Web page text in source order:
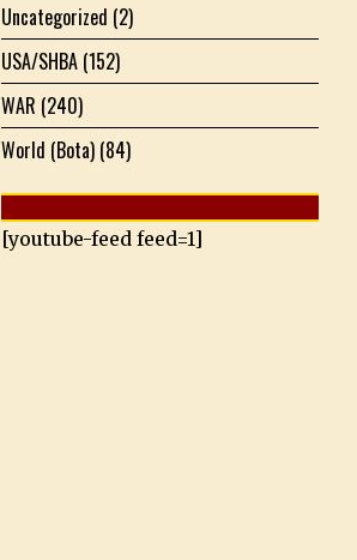
Uncategorized (2)
USA/SHBA (152)
WAR (240)
World (Bota) (84)
[youtube-feed feed=1]